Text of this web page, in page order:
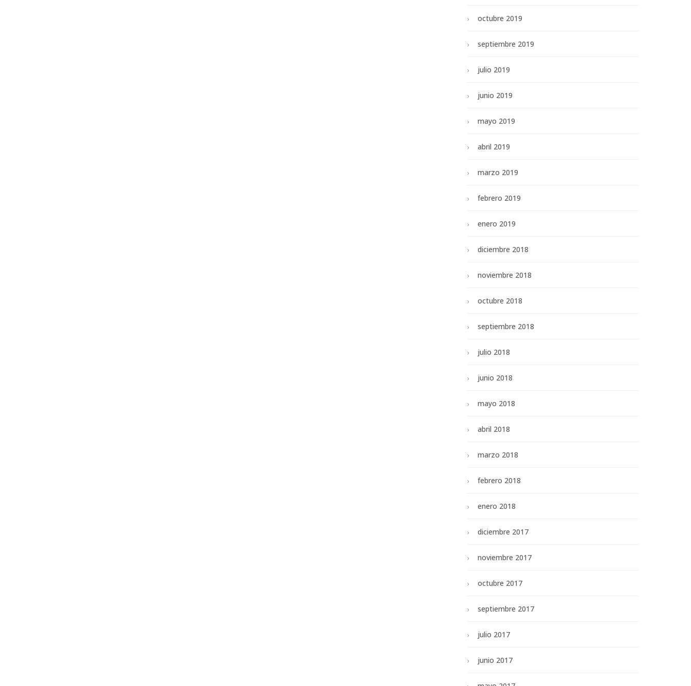
octubre 2019
septiembre 2019
julio 2019
junio 2019
mayo 2019
abril 2019
marzo 2019
febrero 2019
enero 2019
diciembre 2018
noviembre 2018
octubre 2018
septiembre 2018
julio 2018
junio 2018
mayo 2018
abril 2018
marzo 2018
febrero 2018
enero 2018
diciembre 2017
noviembre 2017
octubre 2017
septiembre 2017
julio 2017
junio 2017